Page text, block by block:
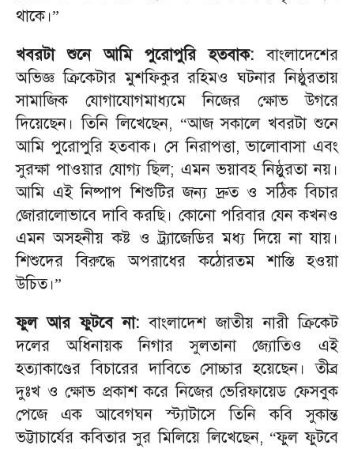
থাকে।”
খবরটা শুনে আমি পুরোপুরি হতবাক: বাংলাদেশের
অভিজ্ঞ ক্রিকেটার মুশফিকুর রহিমও ঘটনার নিষ্ঠুরতায়
সামাজিক যোগাযোগমাধ্যমে নিজের ক্ষোভ উগরে
দিয়েছেন। তিনি লিখেছেন, “আজ সকালে খবরটা শুনে
আমি পুরোপুরি হতবাক। সে নিরাপত্তা, ভালোবাসা এবং
সুরক্ষা পাওয়ার যোগ্য ছিল; এমন ভয়াবহ নিষ্ঠুরতা নয়।
আমি এই নিষ্পাপ শিশুটির জন্য দ্রুত ও সঠিক বিচার
জোরালোভাবে দাবি করছি। কোনো পরিবার যেন কখনও
এমন অসহনীয় কষ্ট ও ট্র্যাজেডির মধ্য দিয়ে না যায়।
শিশুদের বিরুদ্ধে অপরাধের কঠোরতম শাস্তি হওয়া
উচিত।”
ফুল আর ফুটবে না: বাংলাদেশ জাতীয় নারী ক্রিকেট
দলের অধিনায়ক নিগার সুলতানা জ্যোতিও এই
হত্যাকাণ্ডের বিচারের দাবিতে সোচ্চার হয়েছেন। তীব্র
দুঃখ ও ক্ষোভ প্রকাশ করে নিজের ভেরিফায়েড ফেসবুক
পেজে এক আবেগঘন স্ট্যাটাসে তিনি কবি সুকান্ত
ভট্টাচার্যের কবিতার সুর মিলিয়ে লিখেছেন, “ফুল ফুটবে